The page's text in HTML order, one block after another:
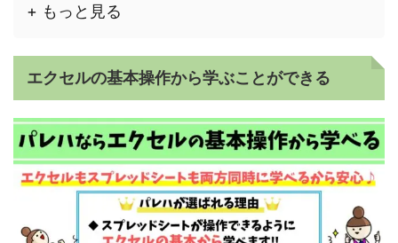
+ もっと見る
エクセルの基本操作から学ぶことができる